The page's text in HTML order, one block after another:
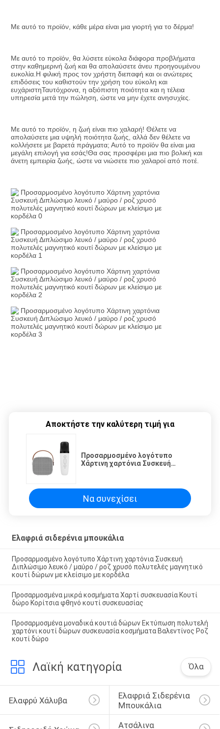
Με αυτό το προϊόν, κάθε μέρα είναι μια γιορτή για το δέρμα!
Με αυτό το προϊόν, θα λύσετε εύκολα διάφορα προβλήματα
στην καθημερινή ζωή και θα απολαύσετε άνευ προηγουμένου
ευκολία.Η φιλική προς τον χρήστη διεπαφή και οι ανώτερες
επιδόσεις του καθιστούν την χρήση του εύκολη και
ευχάριστηΤαυτόχρονα, η αξιόπιστη ποιότητα και η τέλεια
υπηρεσία μετά την πώληση, ώστε να μην έχετε ανησυχίες.
Με αυτό το προϊόν, η ζωή είναι πιο χαλαρή! Θέλετε να
απολαύσετε μια υψηλή ποιότητα ζωής, αλλά δεν θέλετε να
κολλήσετε με βαρετά πράγματα; Αυτό το προϊόν θα είναι μια
μεγάλη επιλογή για εσάς!Θα σας προσφέρει μια πιο βολική και
άνετη εμπειρία ζωής, ώστε να νιώσετε πιο χαλαροί από ποτέ.
Αποκτήστε την καλύτερη τιμή για
Προσαρμοσμένο λογότυπο
Χάρτινη χαρτόνια Συσκευή
κουτί δώρων με κλείσιμο με
κορδέλα
Να συνεχίσει
Ελαφριά σιδερένια μπουκάλια
Προσαρμοσμένο λογότυπο Χάρτινη χαρτόνια Συσκευή
Διπλώσιμο λευκό / μαύρο / ροζ χρυσό πολυτελές μαγνητικό
κουτί δώρων με κλείσιμο με κορδέλα
Προσαρμοσμένα μικρά κοσμήματα Χαρτί συσκευασία Κουτί
δώρο Κορίτσια φθηνό κουτί συσκευασίας
Προσαρμοσμένα μοναδικά κουτιά δώρων Εκτύπωση πολυτελή
χαρτόνι κουτί δώρων συσκευασία κοσμήματα Βαλεντίνος Ροζ
κουτί δώρο
Λαϊκή κατηγορία Όλα
Ελαφρύ Χάλυβα
Ελαφριά Σιδερένια
Μπουκάλια
Ατσάλινα